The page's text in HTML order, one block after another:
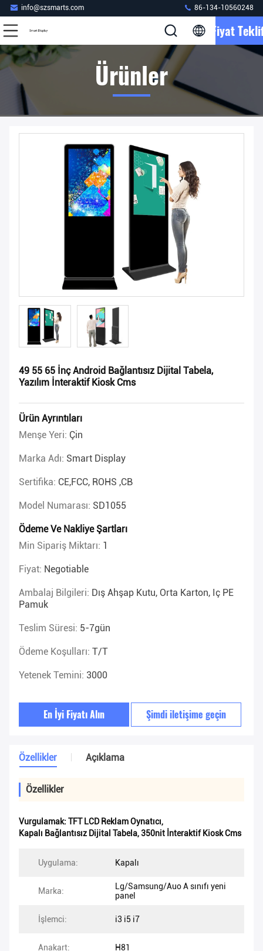
info@szsmarts.com 86-134-10560248
Fiyat
Ürünler
49 55 65 İnç Android Bağlantısız Dijital Tabela,
Yazılım İnteraktif Kiosk Cms
Ürün Ayrıntıları
Menşe Yeri: Çin
Marka Adı: Smart Display
Sertifika: CE,FCC, ROHS ,CB
Model Numarası: SD1055
Ödeme Ve Nakliye Şartları
Min Sipariş Miktarı: 1
Fiyat: Negotiable
Ambalaj Bilgileri: Dış Ahşap Kutu, Orta Karton, Iç PE
Pamuk
Teslim Süresi: 5-7gün
Ödeme Koşulları: T/T
Yetenek Temini: 3000
En İyi Fiyatı Alın Şimdi iletişime geçin
Özellikler Açıklama
Özellikler
Vurgulamak: TFT LCD Reklam Oynatıcı,
Kapalı Bağlantısız Dijital Tabela,350nit İnteraktif Kiosk Cms
Uygulama: Kapalı
Marka:
Lg/Samsung/Auo A sınıfı yeni
panel
İşlemci: i3 i5 i7
Anakart: H81